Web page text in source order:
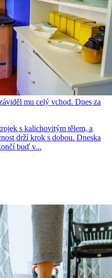
mu celý vchod. Dnes za
s kalichovitým tělem, a
drží krok s dobou. Dneska
buď v...